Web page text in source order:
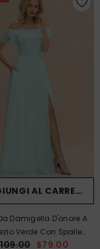
AL CARRELLO
Damigella D'onore A
Verde Con Spalle
E Spacco Frontale,
$79.00